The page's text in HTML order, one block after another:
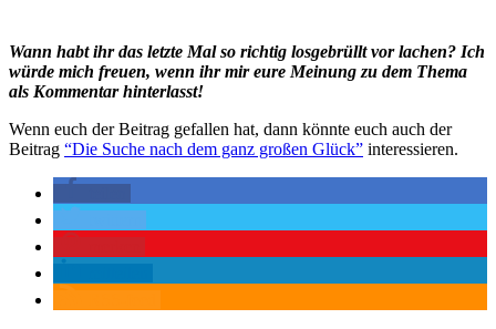
Wann habt ihr das letzte Mal so richtig losgebrüllt vor lachen? Ich
würde mich freuen, wenn ihr mir eure Meinung zu dem Thema
als Kommentar hinterlasst!
Wenn euch der Beitrag gefallen hat, dann könnte euch auch der
Beitrag “Die Suche nach dem ganz großen Glück” interessieren.